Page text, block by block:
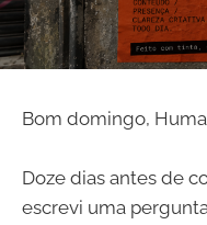
Bom domingo,
Doze dias antes de
escrevi uma